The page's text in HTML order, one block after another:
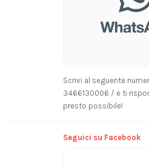
Scrivi al seguente
3466130006 / e ti
presto possibile!
Seguici su Facebook